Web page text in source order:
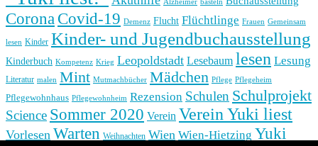
Alzheimer
Corona Covid-19 Demenz Flucht Flüchtlinge Frauen Gemeinsam
lesen Kinder Kinder- und Jugendbuchausstellung
Kinderbuch Kompetenz Krieg Leopoldstadt Lesebaum lesen Lesung
Literatur malen Mint Mutmachbücher Mädchen Pflege Pflegeheim
Pflegewohnhaus Pflegewohnheim Rezension Schulen Schulprojekt
Science Sommer 2020 Verein Verein Yuki liest
Vorlesen Warten Weihnachten Wien Wien-Hietzing Yuki